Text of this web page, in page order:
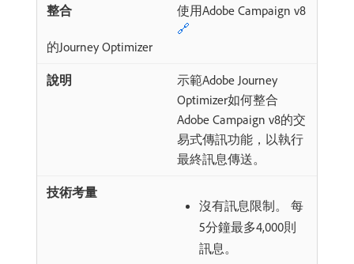
使用Adobe Campaign v8
🔗
的Journey Optimizer
示範Adobe Journey
Optimizer如何整合
Adobe Campaign v8的交
易式傳訊功能，以執行
最終訊息傳送。
沒有訊息限制。 每
5分鐘最多4,000則
訊息。